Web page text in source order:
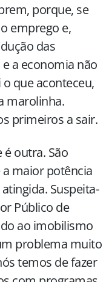
porque, se
emprego e,
das
a economia não
o que aconteceu,
marolinha.
primeiros a sair.
outra. São
maior potência
Suspeita-
Público de
ao imobilismo
problema muito
temos de fazer